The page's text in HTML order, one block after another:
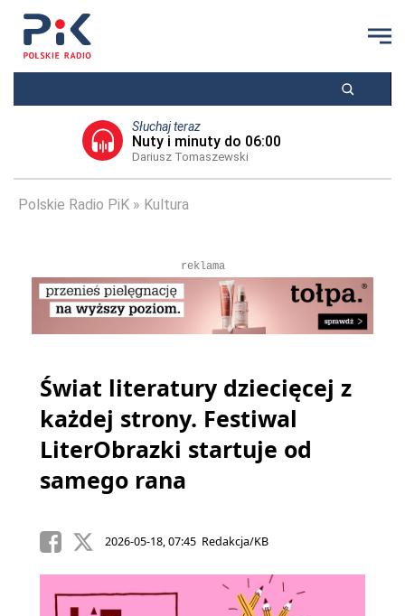
Słuchaj teraz
Nuty i minuty do 06:00
Dariusz Tomaszewski
Polskie Radio PiK Kultura
reklama
Świat literatury dziecięcej z
każdej strony. Festiwal
LiterObrazki startuje od
samego rana
2026-05-18, 07:45 Redakcja/KB